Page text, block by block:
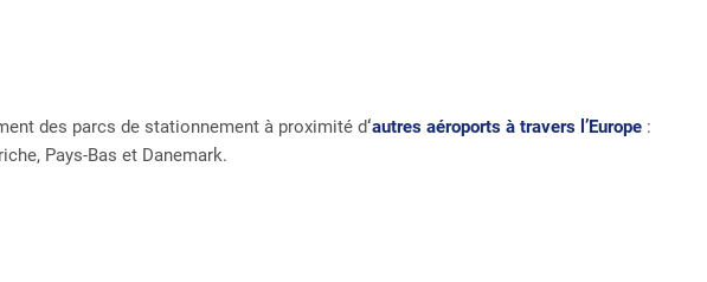
des parcs de stationnement à proximité d‘autres aéroports à travers l’Europe :
Pays-Bas et Danemark.